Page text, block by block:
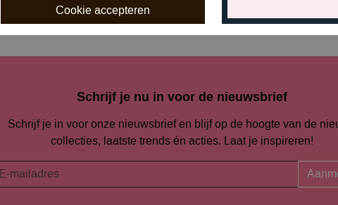
Schrijf je nu in voor de nieuwsbrief
Schrijf je in voor onze nieuwsbrief en blijf op de hoogte van de
collecties, laatste trends én acties. Laat je inspireren!